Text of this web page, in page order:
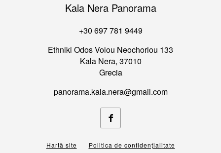
Kala Nera Panorama
+30 697 781 9449
Ethniki Odos Volou Neochoriou 133
Kala Nera, 37010
Grecia
panorama.kala.nera@gmail.com
Hartă site
Politica de confidenţialitate